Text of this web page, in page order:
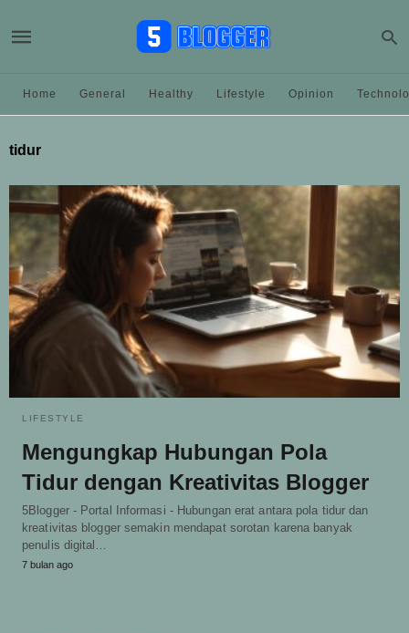
Home General Healthy Lifestyle Opinion
tidur
LIFESTYLE
Mengungkap Hubungan Pola
Tidur dengan Kreativitas Blogger
5Blogger - Portal Informasi - Hubungan erat antara pola tidur dan
kreativitas blogger semakin mendapat sorotan karena banyak
penulis digital…
7 bulan ago